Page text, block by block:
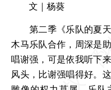
文｜杨葵
第二季《乐队的夏天
木马乐队合作，周深是
唱谢强，可是依我听下
风头，比谢强唱得好。